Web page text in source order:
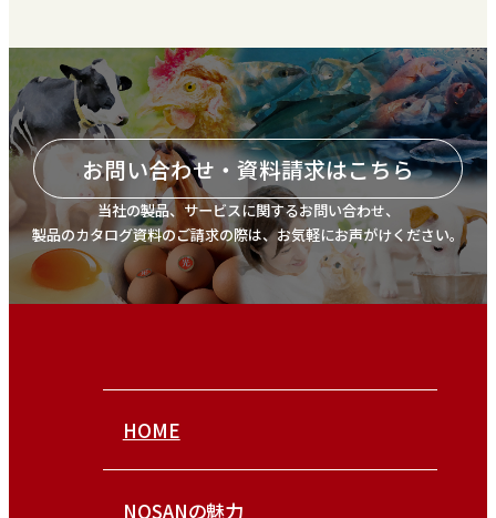
お問い合わせ・資料請求はこちら
当社の製品、サービスに関するお問い合わせ、
製品のカタログ資料のご請求の際は、お気軽にお声がけください。
HOME
NOSANの魅力